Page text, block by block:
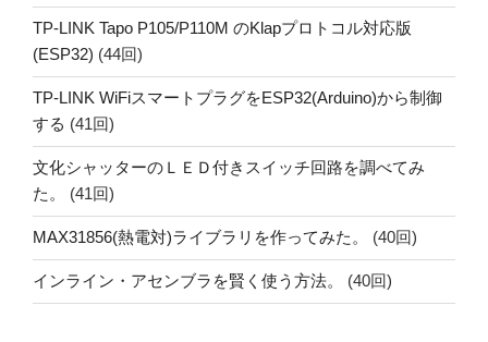
TP-LINK Tapo P105/P110M のKlapプロトコル対応版
(ESP32) (44回)
TP-LINK WiFiスマートプラグをESP32(Arduino)から制御
する (41回)
文化シャッターのＬＥＤ付きスイッチ回路を調べてみ
た。
(41回)
MAX31856(熱電対)ライブラリを作ってみた。 (40回)
インライン・アセンブラを賢く使う方法。 (40回)